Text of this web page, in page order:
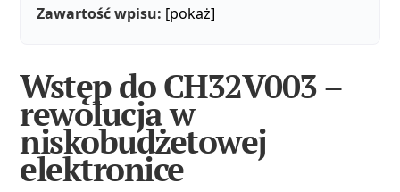
Zawartość wpisu: [pokaż]
Wstęp do CH32V003 –
rewolucja w
niskobudżetowej
elektronice